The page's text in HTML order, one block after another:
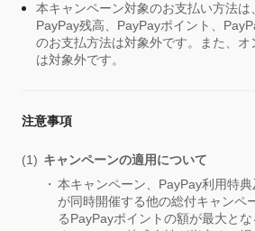
本キャンペーン対象のお支払い方法は
PayPay残高、PayPayポイント、
のお支払方法は対象外です。また、
は対象外です。
注意事項
キャンペーンの適用について
本キャンペーン、PayPay利用特
が同時開催する他の総付キャンペ
るPayPayポイントの額が最大と